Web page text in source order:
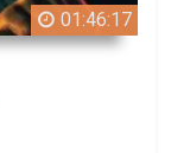
01:46:17